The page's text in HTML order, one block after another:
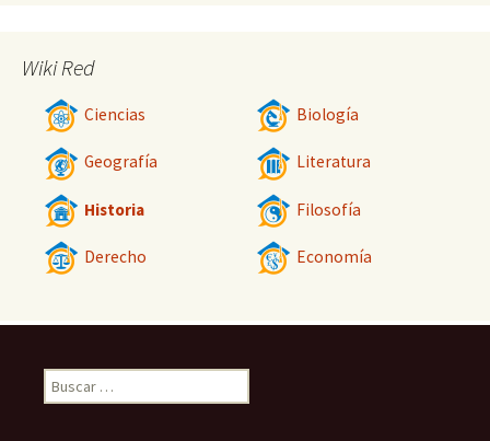
Wiki Red
Ciencias Biología
Geografía Literatura
Historia Filosofía
Derecho Economía
Buscar: